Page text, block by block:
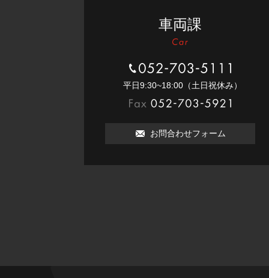
車両課
052-703-5111
平⽇9:30~18:00（⼟⽇祝休み）
お問合わせフォーム